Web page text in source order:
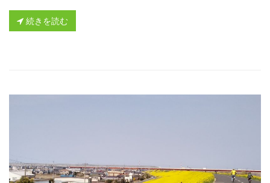
続きを読む